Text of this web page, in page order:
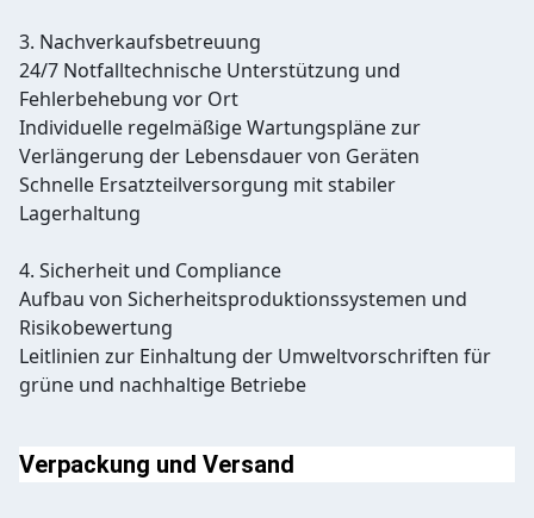
3. Nachverkaufsbetreuung
24/7 Notfalltechnische Unterstützung und
Fehlerbehebung vor Ort
Individuelle regelmäßige Wartungspläne zur
Verlängerung der Lebensdauer von Geräten
Schnelle Ersatzteilversorgung mit stabiler
Lagerhaltung
4. Sicherheit und Compliance
Aufbau von Sicherheitsproduktionssystemen und
Risikobewertung
Leitlinien zur Einhaltung der Umweltvorschriften für
grüne und nachhaltige Betriebe
Verpackung und Versand